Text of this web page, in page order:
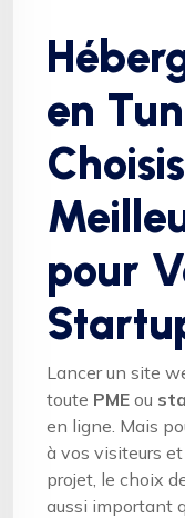
en
pour
Lancer un site
toute PME ou
en ligne. Mais
à vos visiteurs
projet, le choix
aussi important